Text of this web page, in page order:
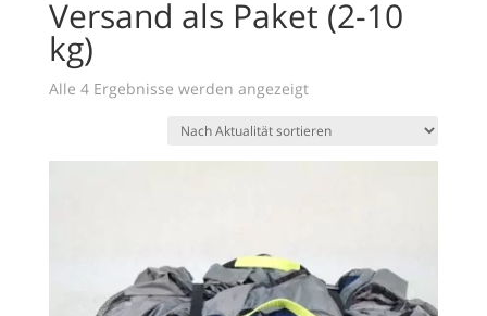
Versand als Paket (2-10
kg)
Alle 4 Ergebnisse werden angezeigtNach
sortiert